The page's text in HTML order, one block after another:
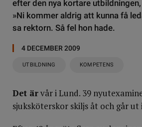
efter den nya kortare
»Ni kommer aldrig att kunna få
sa rektorn. Så fel hon hade.
4 DECEMBER 2009
UTBILDNING KOMPETENS
Det ärvår i Lund. 39
sjuksköterskor skiljs åt och går ut